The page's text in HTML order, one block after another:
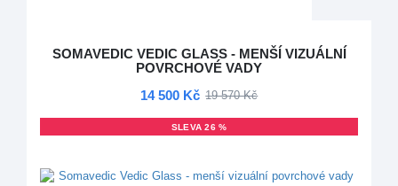
SOMAVEDIC VEDIC GLASS - MENŠÍ VIZUÁLNÍ
POVRCHOVÉ VADY
14 500 Kč 19 570 Kč
SLEVA 26 %